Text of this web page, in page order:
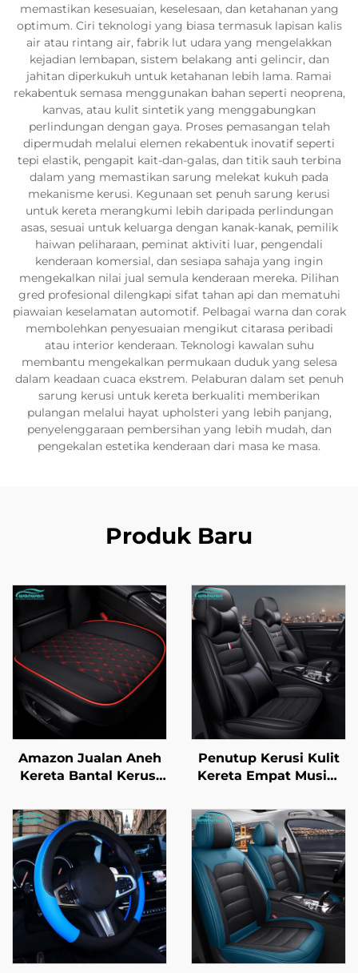
memastikan kesesuaian, keselesaan, dan ketahanan yang
optimum. Ciri teknologi yang biasa termasuk lapisan kalis
air atau rintang air, fabrik lut udara yang mengelakkan
kejadian lembapan, sistem belakang anti gelincir, dan
jahitan diperkukuh untuk ketahanan lebih lama. Ramai
rekabentuk semasa menggunakan bahan seperti neoprena,
kanvas, atau kulit sintetik yang menggabungkan
perlindungan dengan gaya. Proses pemasangan telah
dipermudah melalui elemen rekabentuk inovatif seperti
tepi elastik, pengapit kait-dan-galas, dan titik sauh terbina
dalam yang memastikan sarung melekat kukuh pada
mekanisme kerusi. Kegunaan set penuh sarung kerusi
untuk kereta merangkumi lebih daripada perlindungan
asas, sesuai untuk keluarga dengan kanak-kanak, pemilik
haiwan peliharaan, peminat aktiviti luar, pengendali
kenderaan komersial, dan sesiapa sahaja yang ingin
mengekalkan nilai jual semula kenderaan mereka. Pilihan
gred profesional dilengkapi sifat tahan api dan mematuhi
piawaian keselamatan automotif. Pelbagai warna dan corak
membolehkan penyesuaian mengikut citarasa peribadi
atau interior kenderaan. Teknologi kawalan suhu
membantu mengekalkan permukaan duduk yang selesa
dalam keadaan cuaca ekstrem. Pelaburan dalam set penuh
sarung kerusi untuk kereta berkualiti memberikan
pulangan melalui hayat upholsteri yang lebih panjang,
penyelenggaraan pembersihan yang lebih mudah, dan
pengekalan estetika kenderaan dari masa ke masa.
Produk Baru
Amazon Jualan Aneh
Kereta Bantal Kerusi
Empat Musim Baru
Kulit Tiga Keping
Tanpa Bahagian
Belakang
Penutup Kerusi Kulit
Kereta Empat Musim
Dibasuh Mudah Dijaga
Aksesori Kerusi